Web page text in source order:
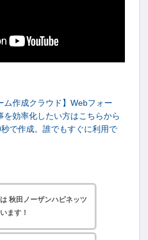
ム作成クラウド】Webフォー
を効率化したい方はこちらから
で作成。誰でもすぐに利用で
秋田ノーザンハピネッツ
ます！